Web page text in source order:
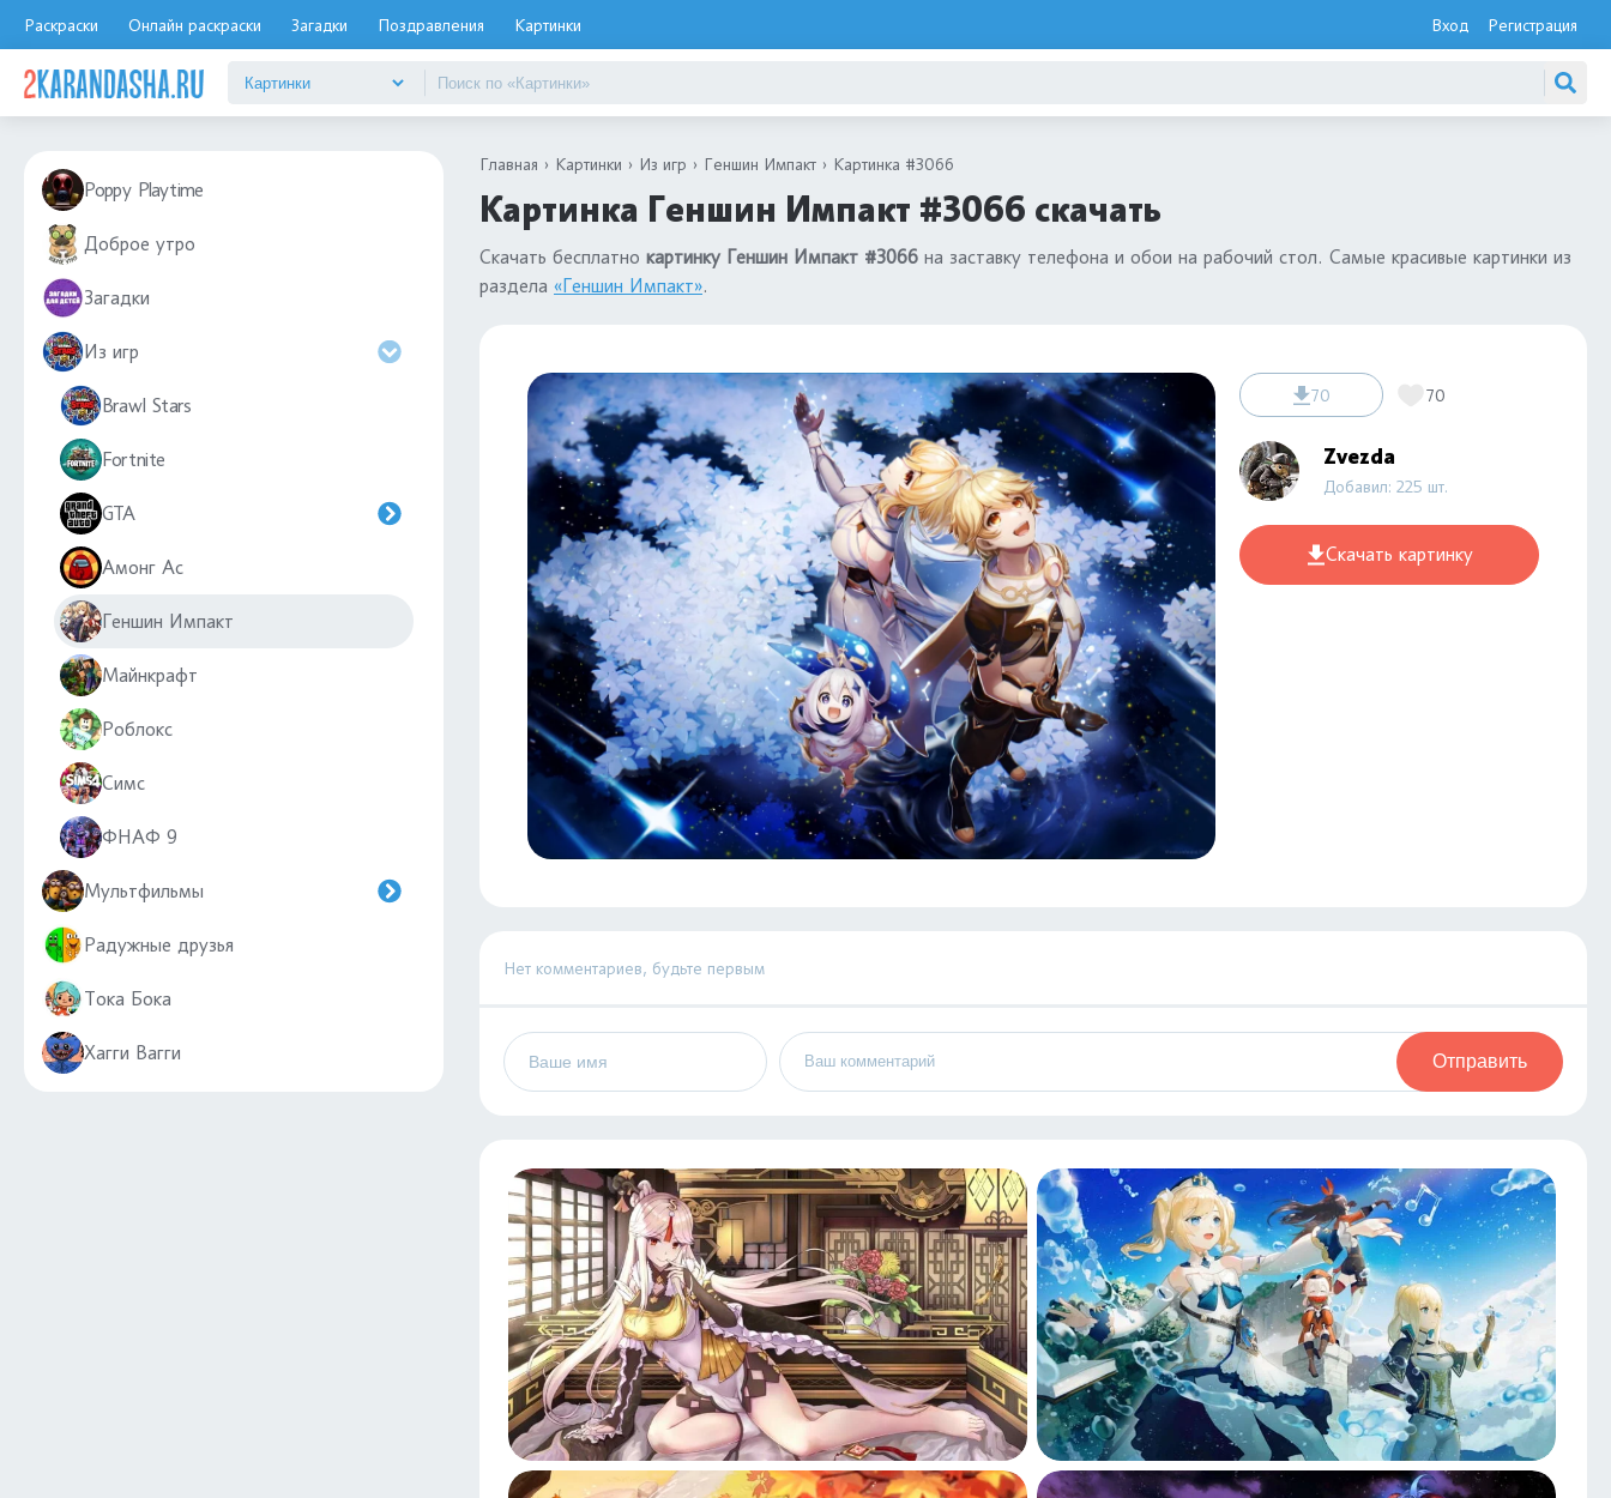
Раскраски Онлайн раскраски Загадки Поздравления Картинки Вход Регистрация
Poppy Playtime
Доброе утро
Загадки
Из игр
Brawl Stars
Fortnite
GTA
Амонг Ас
Геншин Импакт
Майнкрафт
Роблокс
Симс
ФНАФ 9
Мультфильмы
Радужные друзья
Тока Бока
Хагги Вагги
Главная Картинки Из игр Геншин Импакт Картинка #3066
Картинка Геншин Импакт #3066 скачать
Скачать бесплатно картинку Геншин Импакт #3066 на заставку телефона и обои на рабочий стол. Самые красивые картинки из
раздела «Геншин Импакт».
70 70
Zvezda
Добавил: 225 шт.
Скачать картинку
Нет комментариев, будьте первым
Отправить